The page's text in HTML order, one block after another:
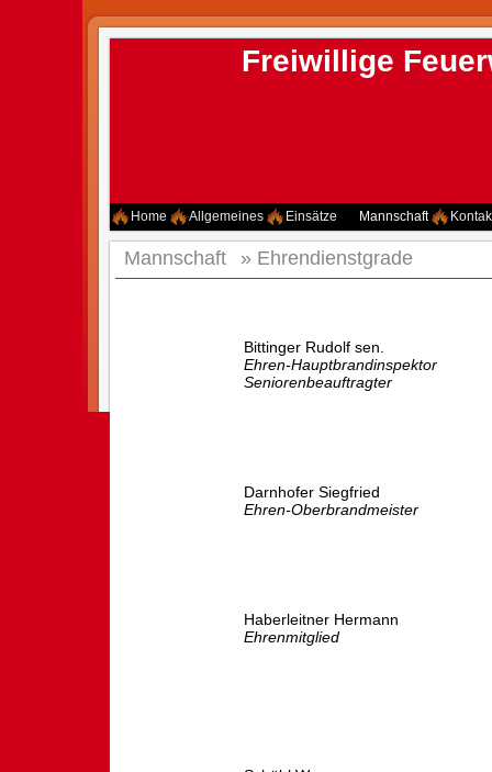
Freiwillige
Home Allgemeines Einsätze Mannschaft
Mannschaft » Ehrendienstgrade
Bittinger Rudolf sen.
Ehren-Hauptbrandinspektor
Seniorenbeauftragter
Darnhofer Siegfried
Ehren-Oberbrandmeister
Haberleitner Hermann
Ehrenmitglied